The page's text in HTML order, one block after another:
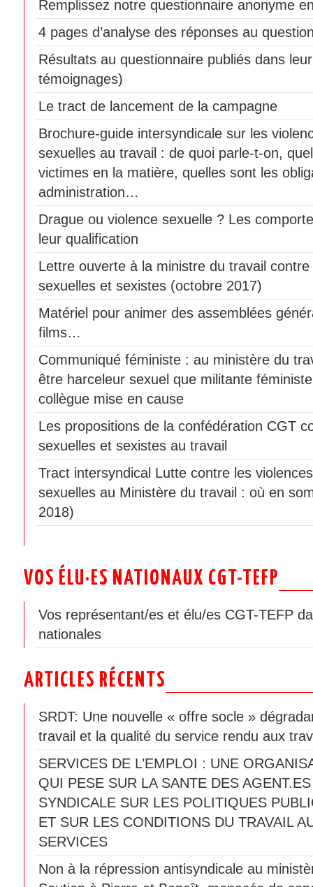
Remplissez notre questionnaire anonyme
4 pages d’analyse des réponses au
Résultats au questionnaire publiés dans
témoignages)
Le tract de lancement de la campagne
Brochure-guide intersyndicale sur les
sexuelles au travail : de quoi parle-t-on,
victimes en la matière, quelles sont les
administration…
Drague ou violence sexuelle ? Les
leur qualification
Lettre ouverte à la ministre du travail contre
sexuelles et sexistes (octobre 2017)
Matériel pour animer des assemblées
films…
Communiqué féministe : au ministère du
être harceleur sexuel que militante
collègue mise en cause
Les propositions de la confédération CGT
sexuelles et sexistes au travail
Tract intersyndical Lutte contre les
sexuelles au Ministère du travail : où en
2018)
VOS ÉLU·ES NATIONAUX CGT-TEFP
Vos représentant/es et élu/es CGT-TEFP
nationales
ARTICLES RÉCENTS
SRDT: Une nouvelle « offre socle »
travail et la qualité du service rendu aux
SERVICES DE L’EMPLOI : UNE
QUI PESE SUR LA SANTE DES
SYNDICALE SUR LES POLITIQUES
ET SUR LES CONDITIONS DU TRAVAIL
SERVICES
Non à la répression antisyndicale au